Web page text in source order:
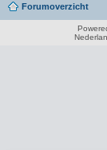
Forumoverzicht